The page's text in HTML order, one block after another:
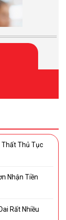
Thất Thủ Tục
Nhận Tiền
Rất Nhiều